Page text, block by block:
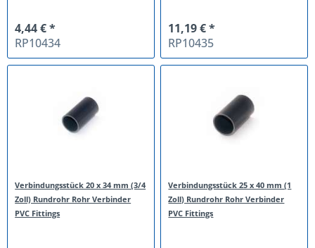
4,44 € *
RP10434
11,19 € *
RP10435
Verbindungsstück 20 x 34 mm (3/4
Zoll) Rundrohr Rohr Verbinder
PVC Fittings
Verbindungsstück 25 x 40 mm (1
Zoll) Rundrohr Rohr Verbinder
PVC Fittings